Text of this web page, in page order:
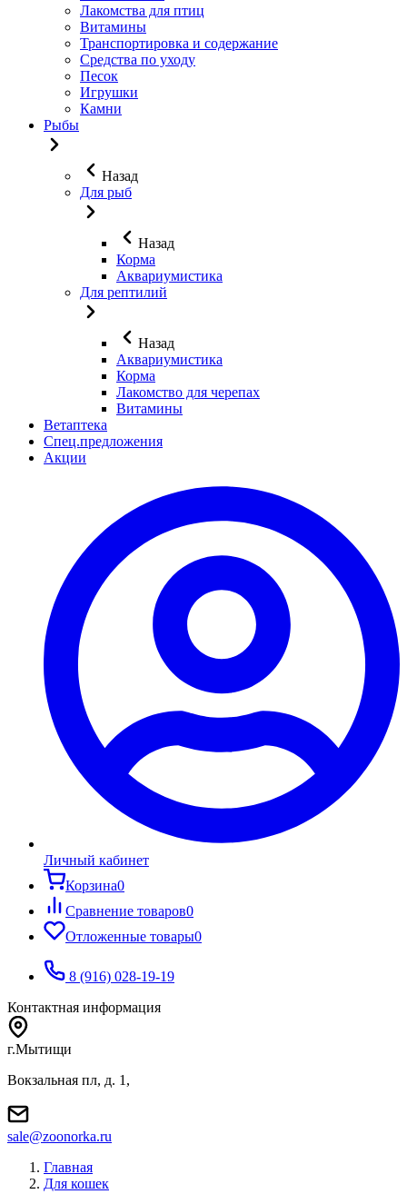
Лакомства для птиц
Витамины
Транспортировка и содержание
Средства по уходу
Песок
Игрушки
Камни
Рыбы
Назад
Для рыб
Назад
Корма
Аквариумистика
Для рептилий
Назад
Аквариумистика
Корма
Лакомство для черепах
Витамины
Ветаптека
Спец.предложения
Акции
Личный кабинет
Корзина0
Сравнение товаров0
Отложенные товары0
8 (916) 028-19-19
Контактная информация
г.Мытищи
Вокзальная пл, д. 1,
sale@zoonorka.ru
Главная
Для кошек